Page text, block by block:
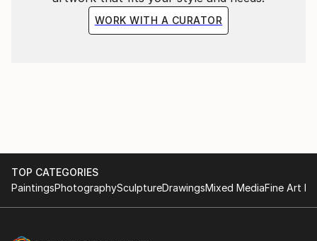
WORK WITH A CURATOR
TOP CATEGORIES
PaintingsPhotographySculptureDrawingsMixed MediaFine Art